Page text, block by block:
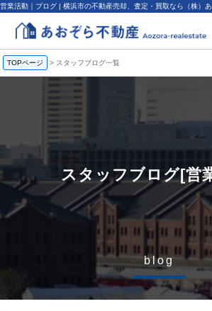
営業活動｜ブログ | 横浜市の不動産売却、査定・買取なら（株）
TOPページ > スタッフブログ一覧
スタッフブログ[営
blog